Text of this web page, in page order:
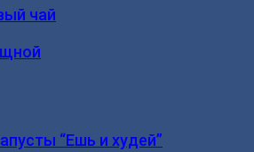
чай
“Ешь и худей”